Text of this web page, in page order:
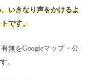
いきなり声をかけるよ
です。
無をGoogleマップ・公
。